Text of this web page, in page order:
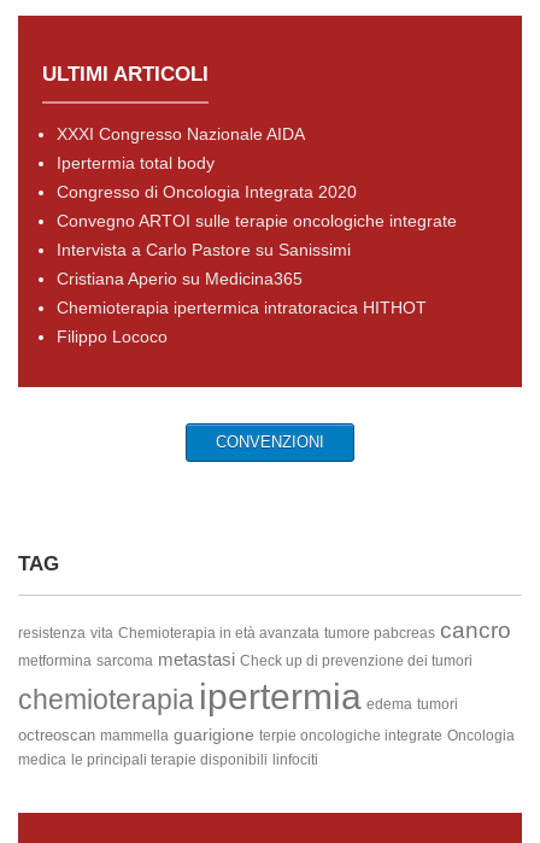
ULTIMI ARTICOLI
XXXI Congresso Nazionale AIDA
Ipertermia total body
Congresso di Oncologia Integrata 2020
Convegno ARTOI sulle terapie oncologiche integrate
Intervista a Carlo Pastore su Sanissimi
Cristiana Aperio su Medicina365
Chemioterapia ipertermica intratoracica HITHOT
Filippo Lococo
CONVENZIONI
TAG
resistenza vita Chemioterapia in età avanzata tumore pabcreas cancro
metformina sarcoma metastasi Check up di prevenzione dei tumori
chemioterapia ipertermia edema tumori
octreoscan mammella guarigione terpie oncologiche integrate Oncologia
medica le principali terapie disponibili linfociti